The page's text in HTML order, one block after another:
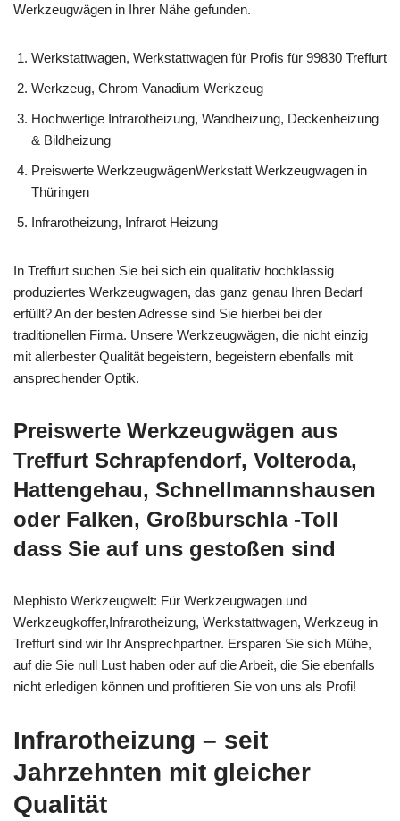
Werkzeugwägen in Ihrer Nähe gefunden.
Werkstattwagen, Werkstattwagen für Profis für 99830 Treffurt
Werkzeug, Chrom Vanadium Werkzeug
Hochwertige Infrarotheizung, Wandheizung, Deckenheizung
& Bildheizung
Preiswerte WerkzeugwägenWerkstatt Werkzeugwagen in
Thüringen
Infrarotheizung, Infrarot Heizung
In Treffurt suchen Sie bei sich ein qualitativ hochklassig
produziertes Werkzeugwagen, das ganz genau Ihren Bedarf
erfüllt? An der besten Adresse sind Sie hierbei bei der
traditionellen Firma. Unsere Werkzeugwägen, die nicht einzig
mit allerbester Qualität begeistern, begeistern ebenfalls mit
ansprechender Optik.
Preiswerte Werkzeugwägen aus
Treffurt Schrapfendorf, Volteroda,
Hattengehau, Schnellmannshausen
oder Falken, Großburschla -Toll
dass Sie auf uns gestoßen sind
Mephisto Werkzeugwelt: Für Werkzeugwagen und
Werkzeugkoffer,Infrarotheizung, Werkstattwagen, Werkzeug in
Treffurt sind wir Ihr Ansprechpartner. Ersparen Sie sich Mühe,
auf die Sie null Lust haben oder auf die Arbeit, die Sie ebenfalls
nicht erledigen können und profitieren Sie von uns als Profi!
Infrarotheizung – seit
Jahrzehnten mit gleicher
Qualität